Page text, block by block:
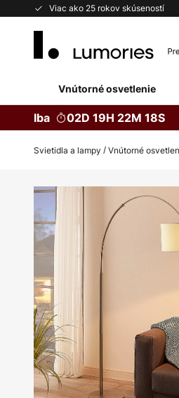
Viac ako 25 rokov skúseností
Skip
Vnútorné osvetlenie
Iba 02D 19H 22M 17S
Svietidla a lampy Vnútorné
Preskočiť
na
koniec
galérie
obrázkov